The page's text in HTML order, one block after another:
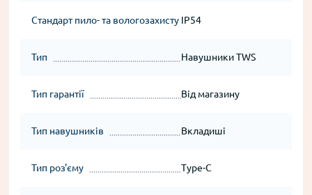
Стандарт пило- та вологозахисту IP54
Тип Навушники TWS
Тип гарантії Від магазину
Тип навушників Вкладиші
Тип роз'єму Type-C